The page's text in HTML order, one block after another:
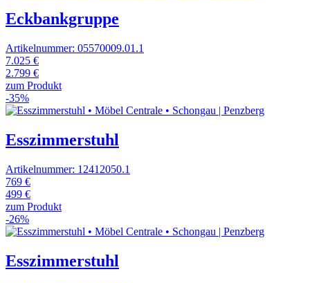
Eckbankgruppe
Artikelnummer: 05570009.01.1
7.025 €
2.799 €
zum Produkt
-35%
Esszimmerstuhl
Artikelnummer: 12412050.1
769 €
499 €
zum Produkt
-26%
Esszimmerstuhl